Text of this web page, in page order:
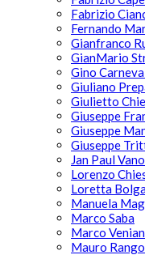
Fabrizio
Fernando
Gianfranco
GianMario
Gino
Giuliano
Giulietto
Giuseppe
Giuseppe
Giuseppe
Jan Paul
Lorenzo
Loretta
Manuela
Marco Saba
Marco
Mauro Rango